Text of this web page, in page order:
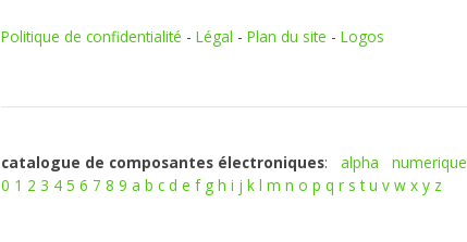
Politique de confidentialité - Légal - Plan du site - Logos
catalogue de composantes électroniques: alpha numerique
0 1 2 3 4 5 6 7 8 9 a b c d e f g h i j k l m n o p q r s t u v w x y z